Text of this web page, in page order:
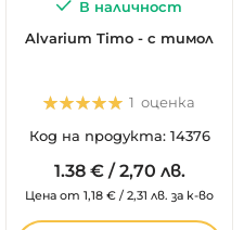
В наличност
Alvarium Timo - с тимол
Оценка:
1оценка
Код на продукта: 14376
1.38 €/2,70 лв.
Цена от 1,18€ /2,31 лв. за к-во